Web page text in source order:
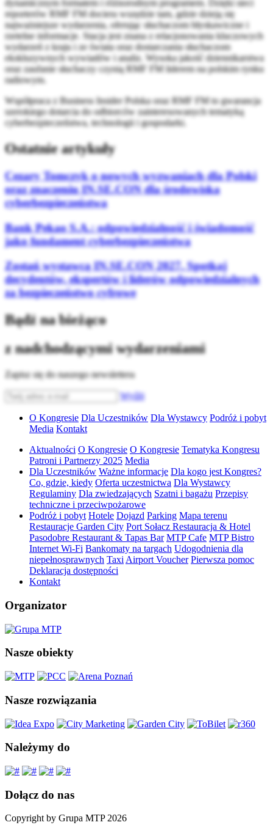
dynamicznym formatem i różnorodnym programem. Dzięki sieci
reporterów RMF FM dociera wszędzie tam, gdzie dzieją się
najważniejsze wydarzenia, oferując słuchaczom błyskawiczne i
rzetelne informacje. Stacja jest znana z relacjonowania kluczowych
wydarzeń z kraju i ze świata oraz dostarczania słuchaczom
ekskluzywnych wywiadów i analiz. Wysoka jakość dziennikarstwa
oraz zaufanie słuchaczy czynią RMF FM liderem na polskim rynku
radiowym.
Współpraca z Business Insider Polska oraz RMF FM to gwarancja
szerokiego dotarcia do odbiorców zainteresowanych tematyką
cyberbezpieczeństwa, technologii i gospodarki.
Ostatnie artykuły
Cezary Tomczyk o nowych wyzwaniach dla Polski
oraz znaczeniu IN.SE.CON dla środowiska
cyberbezpieczeństwa
Bank Pekao S.A.: odpowiedzialność i świadomość
jako fundament cyberbezpieczeństwa
Zostań wystawcą IN.SE.CON 2027. Spotkaj
decydentów, ekspertów i liderów odpowiedzialnych
za bezpieczeństwo cyfrowe
Bądź na bieżąco
z nadchodzącymi wydarzeniami
Zapisz się do naszego newslettera
Wyślij
O Kongresie Dla Uczestników Dla Wystawcy Podróż i pobyt
Media Kontakt
Aktualności O Kongresie O Kongresie Tematyka Kongresu
Patroni i Partnerzy 2025 Media
Dla Uczestników Ważne informacje Dla kogo jest Kongres?
Co, gdzie, kiedy Oferta uczestnictwa Dla Wystawcy
Regulaminy Dla zwiedzających Szatni i bagażu Przepisy
techniczne i przeciwpożarowe
Podróż i pobyt Hotele Dojazd Parking Mapa terenu
Restauracje Garden City Port Sołacz Restauracja & Hotel
Pasodobre Restaurant & Tapas Bar MTP Cafe MTP Bistro
Internet Wi-Fi Bankomaty na targach Udogodnienia dla
niepełnosprawnych Taxi Airport Voucher Pierwsza pomoc
Deklaracja dostępności
Kontakt
Organizator
Nasze obiekty
Nasze rozwiązania
Należymy do
Dołącz do nas
Copyright by Grupa MTP 2026